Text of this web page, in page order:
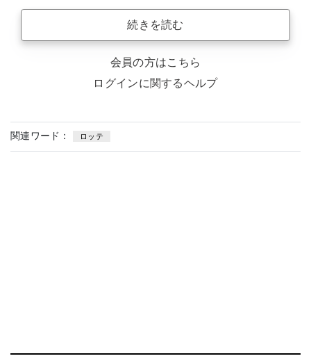
続きを読む
会員の方はこちら
ログインに関するヘルプ
関連ワード： ロッテ